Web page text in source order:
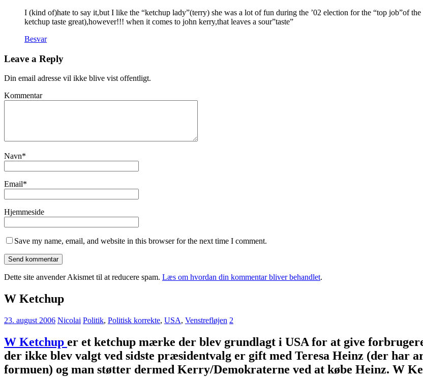
I (kind of)hate to say it,but I like the “ketchup lady”(terry) she was a lot of fun during the ’02 election for the “top job”of
ketchup taste great),however!!! when it comes to john kerry,that leaves a sour”taste”
Besvar
Leave a Reply
Din email adresse vil ikke blive vist offentligt.
Kommentar
Navn*
Email*
Hjemmeside
Save my name, email, and website in this browser for the next time I comment.
Dette site anvender Akismet til at reducere spam. Læs om hvordan din kommentar bliver behandlet.
W Ketchup
23. august 2006 Nicolai Politik, Politisk korrekte, USA, Venstrefløjen 2
W Ketchup er et ketchup mærke der blev grundlagt i USA for at give
der ikke blev valgt ved sidste præsidentvalg er gift med Teresa Heinz (der har
formuen) og man støtter dermed Kerry/Demokraterne ved at købe Heinz. W